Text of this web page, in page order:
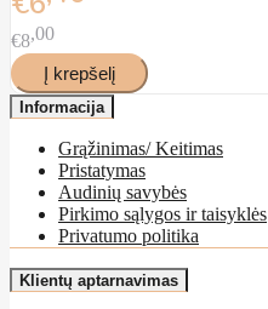
€8 00
Informacija
Grąžinimas/ Keitimas
Pristatymas
Audinių savybės
Pirkimo sąlygos ir taisyklės
Privatumo politika
Klientų aptarnavimas